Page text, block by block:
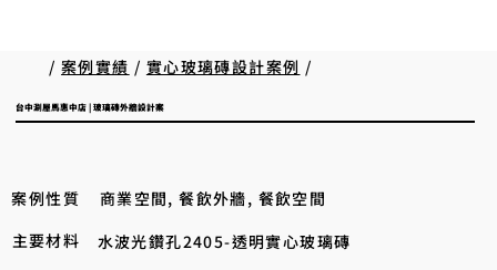
/案例實績 / 實心玻璃磚設計案例 /
案例性質
商業空間, 餐飲外牆, 餐飲空間
主要材料
水波光鑽孔2405-透明實心玻璃磚
台中涮屋馬惠中店 | 玻璃磚外牆設計案